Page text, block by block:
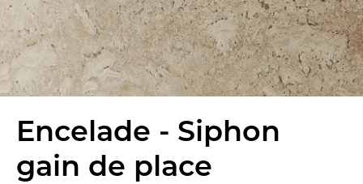
Encelade - Siphon
gain de place